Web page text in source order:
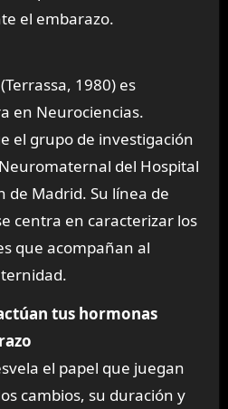
el embarazo.
1980) es
en Neurociencias.
el grupo de investigación
del Hospital
de Madrid. Su línea de
centra en caracterizar los
que acompañan al
tus hormonas
el papel que juegan
cambios, su duración y